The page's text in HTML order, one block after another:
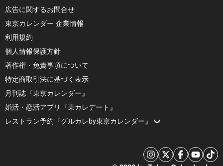
広告に関するお問合せ
東京カレンダー 企業情報
利用規約
個人情報保護方針
著作権・免責事項について
特定商取引法に基づく表示
月刊誌『東京カレンダー』
婚活・恋活アプリ『東カレデート』
レストラン予約『グルカレby東京カレンダー』